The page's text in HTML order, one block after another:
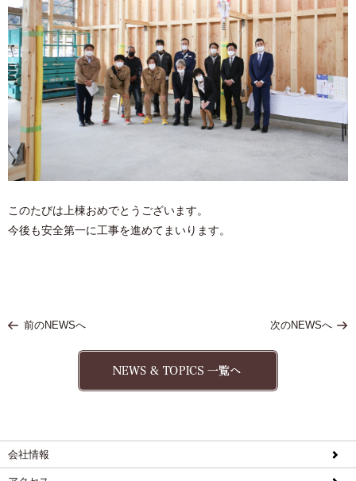
このたびは上棟おめでとうございます。
今後も安全第一に工事を進めてまいります。
前のNEWSへ 次のNEWSへ
会社情報